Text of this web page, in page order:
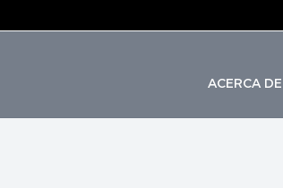
ACERCA DE